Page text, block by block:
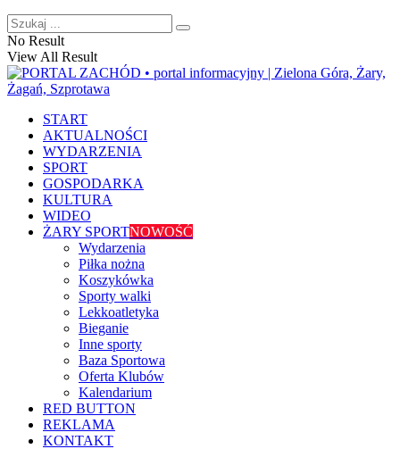
No Result
View All Result
START
AKTUALNOŚCI
WYDARZENIA
SPORT
GOSPODARKA
KULTURA
WIDEO
ŻARY SPORTNOWOŚĆ
Wydarzenia
Piłka nożna
Koszykówka
Sporty walki
Lekkoatletyka
Bieganie
Inne sporty
Baza Sportowa
Oferta Klubów
Kalendarium
RED BUTTON
REKLAMA
KONTAKT